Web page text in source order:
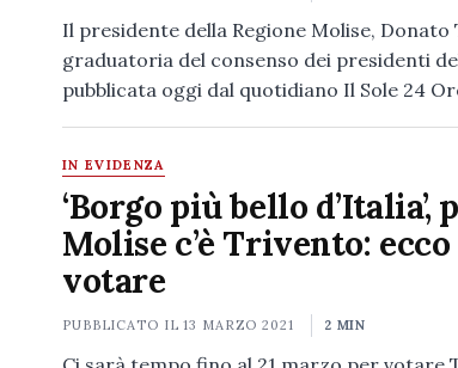
Il presidente della Regione Molise, Donato
graduatoria del consenso dei presidenti
pubblicata oggi dal quotidiano Il Sole 24
IN EVIDENZA
‘Borgo più bello d’Italia’,
Molise c’è Trivento:
votare
PUBBLICATO IL13 MARZO 2021 2 MIN